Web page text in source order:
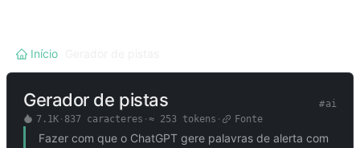
Início
Gerador de pistas #ai
7.1K· 837 caracteres · ≈ 253tokens · Fonte
Fazer com que o ChatGPT gere palavras de alerta com